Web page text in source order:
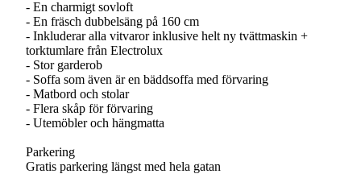
- En charmigt sovloft
- En fräsch dubbelsäng på 160 cm
- Inkluderar alla vitvaror inklusive helt ny tvättmaskin +
torktumlare från Electrolux
- Stor garderob
- Soffa som även är en bäddsoffa med förvaring
- Matbord och stolar
- Flera skåp för förvaring
- Utemöbler och hängmatta
Parkering
Gratis parkering längst med hela gatan